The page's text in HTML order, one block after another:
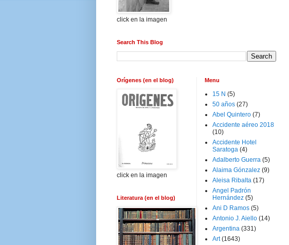
click en la imagen
Search This Blog
Orígenes (en el blog)
click en la imagen
Literatura (en el blog)
Menu
15 N (5)
50 años (27)
Abel Quintero (7)
Accidente aéreo 2018
(10)
Accidente Hotel
Saratoga (4)
Adalberto Guerra (5)
Alaima Gónzalez (9)
Aleisa Ribalta (17)
Angel Padrón
Hernández (5)
Ani D Ramos (5)
Antonio J. Aiello (14)
Argentina (331)
Art (1643)